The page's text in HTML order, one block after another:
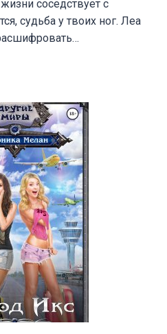
соседствует с
судьба у твоих ног. Леа